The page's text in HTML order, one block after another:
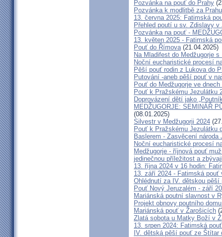
Pozvánka na pouť do Prahy
Pozvánka k modlitbě za
13. června 2025: Fatimská
Přehled poutí u sv. Zdislavy
Pozvánka na pouť -
13. květen 2025 - Fatimská
Pouť do Římova(21.04.2025)
Na Mladifest do Medžugorje s
Noční eucharistické procesí
Pěší pouť rodin z Lukova do
Putování -aneb pěší pouť v
Pouť do Medžugorje ve
Pouť k Pražskému Jezulátku
Doprovázení dětí jako
MEDŽUGORJE: SEMINÁŘ
(08.01.2025)
Silvestr v Medžugorji 2024
Pouť k Pražskému Jezulátku
Baslerem - Zasvěcení národa
Noční eucharistické procesí
Medžugorje - říjnová pouť
jedinečnou příležitost a
13. října 2024 v 16 hodin:
13. září 2024 - Fatimská pouť
Ohlédnutí za IV. dětskou
Pouť Nový Jeruzalém - září
Mariánská poutní slavnost v
Projekt obnovy poutního
Mariánská pouť v Žarošicích
Zlatá sobota u Matky Boží v
13. srpen 2024: Fatimská
IV. dětská pěší pouť ze Štítar